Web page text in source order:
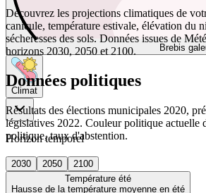
Brebis
Climat
Horizon temporel
2030 2050
2100
Température été
Hausse de la température moyenne en été
Découvrez les projections climatiques de
canicule, température estivale, élévation du
sécheresses des sols. Données issues de
horizons 2030, 2050 et 2100.
Données politiques
Résultats des élections municipales 2020,
législatives 2022. Couleur politique actuelle
politique, taux d'abstention.